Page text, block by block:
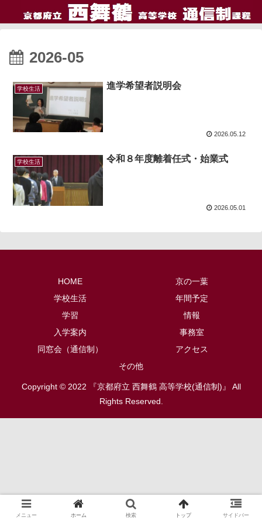
2026-05
学校生活 進学希望者説明会
2026.05.12
学校生活 令和８年度離着任式・始業式
2026.05.01
HOME
京の一葉
学校生活
年間予定
学習
情報
入学案内
事務室
同窓会（通信制）
アクセス
その他
Copyright © 2022 『京都府立 西舞鶴 高等学校(通信制)』 All
Rights Reserved.
メニュー ホーム 検索 トップ サイドバー